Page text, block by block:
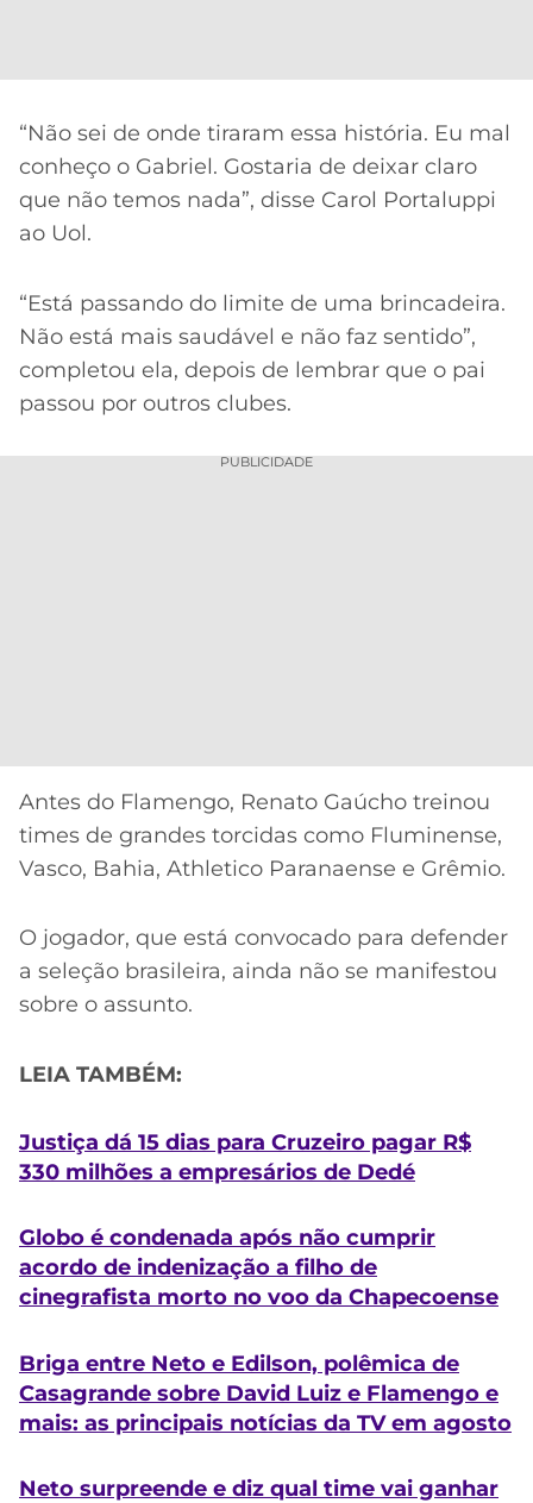
“Não sei de onde tiraram essa história. Eu mal
conheço o Gabriel. Gostaria de deixar claro
que não temos nada”, disse Carol Portaluppi
ao Uol.
“Está passando do limite de uma brincadeira.
Não está mais saudável e não faz sentido”,
completou ela, depois de lembrar que o pai
passou por outros clubes.
PUBLICIDADE
Antes do Flamengo, Renato Gaúcho treinou
times de grandes torcidas como Fluminense,
Vasco, Bahia, Athletico Paranaense e Grêmio.
O jogador, que está convocado para defender
a seleção brasileira, ainda não se manifestou
sobre o assunto.
LEIA TAMBÉM:
Justiça dá 15 dias para Cruzeiro pagar R$
330 milhões a empresários de Dedé
Globo é condenada após não cumprir
acordo de indenização a filho de
cinegrafista morto no voo da Chapecoense
Briga entre Neto e Edilson, polêmica de
Casagrande sobre David Luiz e Flamengo e
mais: as principais notícias da TV em agosto
Neto surpreende e diz qual time vai ganhar